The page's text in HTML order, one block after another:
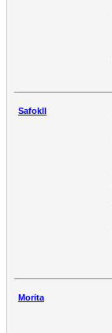
Safokll
Morita